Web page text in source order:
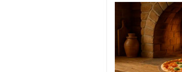
um
Bom
Lugar
para